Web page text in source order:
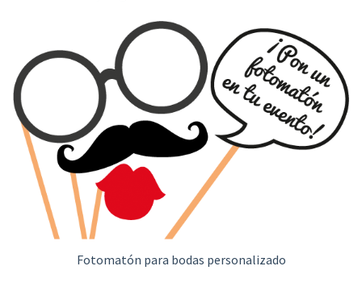
Fotomatón para bodas personalizado